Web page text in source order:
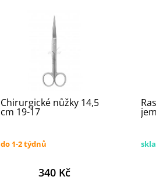
Chirurgické nůžky 14,5
cm 19-17
do 1-2 týdnů
340 Kč